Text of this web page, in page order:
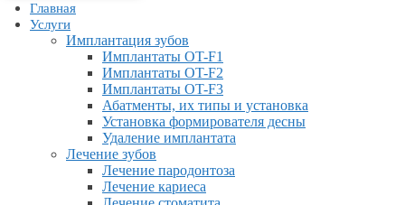
Главная
Услуги
Имплантация зубов
Имплантаты OT-F1
Имплантаты OT-F2
Имплантаты OT-F3
Абатменты, их типы и установка
Установка формирователя десны
Удаление имплантата
Лечение зубов
Лечение пародонтоза
Лечение кариеса